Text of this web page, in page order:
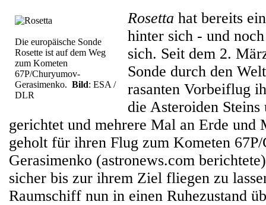
Die europäische Sonde
Rosette ist auf dem Weg
zum Kometen
67P/Churyumov-
Gerasimenko. Bild: ESA /
DLR
Rosetta hat bereits
hinter sich - und
sich. Seit dem 2.
Sonde durch den
rasanten Vorbeiflug
die Asteroiden
gerichtet und mehrere Mal an Erde und
geholt für ihren Flug zum Kometen
Gerasimenko (astronews.com
sicher bis zur ihrem Ziel fliegen zu
Raumschiff nun in einen Ruhezustand